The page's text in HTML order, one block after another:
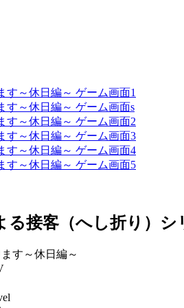
る接客（へし折り）
す～休日編～